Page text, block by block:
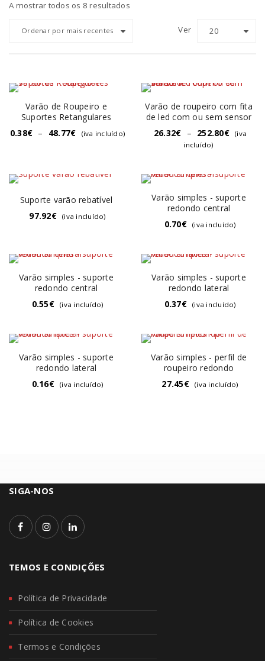
A mostrar todos os 8 resultados
Ordenar por mais recentes Ver 20
Varão de Roupeiro e
Suportes Retangulares
0.38€ – 48.77€ (iva incluído)
Varão de roupeiro com fita
de led com ou sem sensor
26.32€ – 252.80€
(iva
incluído)
Suporte varão rebatível
97.92€ (iva incluído)
Varão simples - suporte
redondo central
0.70€ (iva incluído)
Varão simples - suporte
redondo central
0.55€ (iva incluído)
Varão simples - suporte
redondo lateral
0.37€ (iva incluído)
Varão simples - suporte
redondo lateral
0.16€ (iva incluído)
Varão simples - perfil de
roupeiro redondo
27.45€ (iva incluído)
SIGA-NOS
TEMOS E CONDIÇÕES
Política de Privacidade
Política de Cookies
Termos e Condições